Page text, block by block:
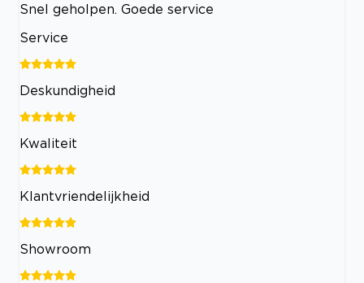
Snel geholpen. Goede service
Service
Deskundigheid
Kwaliteit
Klantvriendelijkheid
Showroom